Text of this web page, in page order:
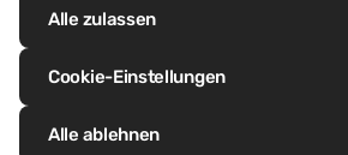
Alle zulassen
Cookie-Einstellungen
Alle ablehnen